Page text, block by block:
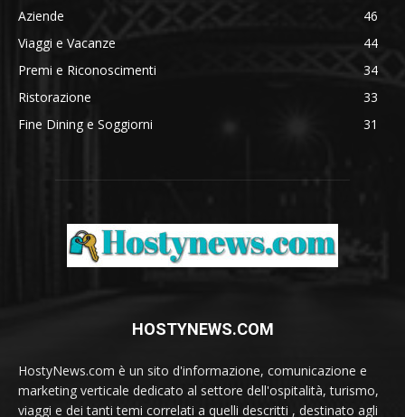
Aziende
46
Viaggi e Vacanze
44
Premi e Riconoscimenti
34
Ristorazione
33
Fine Dining e Soggiorni
31
HOSTYNEWS.COM
HostyNews.com è un sito d'informazione, comunicazione e
marketing verticale dedicato al settore dell'ospitalità, turismo,
viaggi e dei tanti temi correlati a quelli descritti , destinato agli